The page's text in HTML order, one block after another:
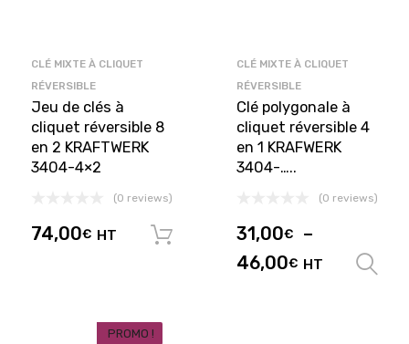
CLÉ MIXTE À CLIQUET
RÉVERSIBLE
Jeu de clés à
cliquet réversible 8
en 2 KRAFTWERK
3404-4×2
(0 reviews)
74,00€ HT Ajouter au panier
CLÉ MIXTE À CLIQUET
RÉVERSIBLE
Clé polygonale à
cliquet réversible 4
en 1 KRAFWERK
3404-…..
(0 reviews)
31,00€
–
46,00€ HT
PROMO !